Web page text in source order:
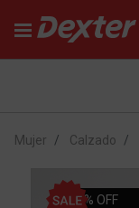
Mujer Calzado
51% OFF